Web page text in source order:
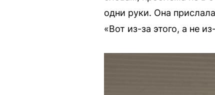
одни руки. Она
«Вот из-за этого, а не